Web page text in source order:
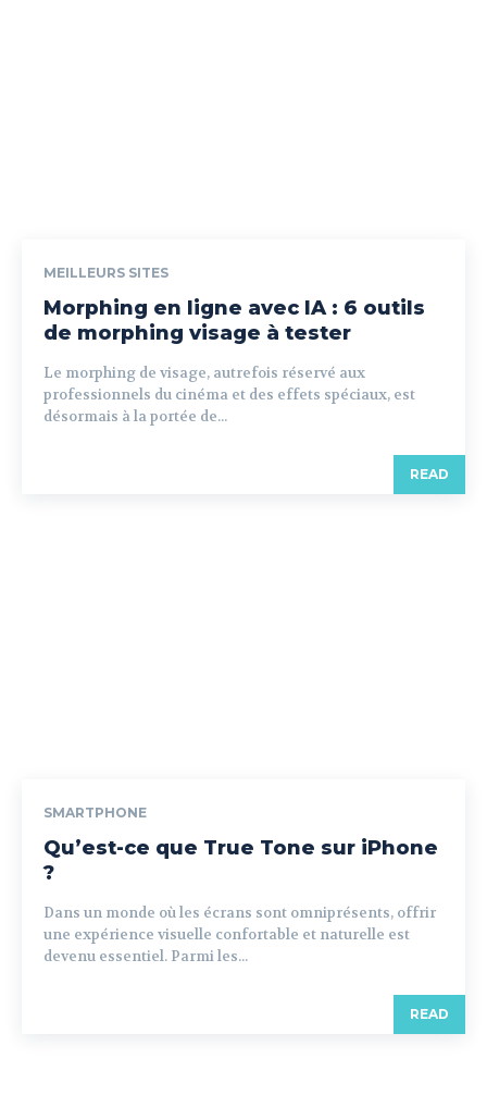
MEILLEURS SITES
Morphing en ligne avec IA : 6 outils
de morphing visage à tester
Le morphing de visage, autrefois réservé aux
professionnels du cinéma et des effets spéciaux, est
désormais à la portée de...
READ
SMARTPHONE
Qu’est-ce que True Tone sur iPhone
?
Dans un monde où les écrans sont omniprésents, offrir
une expérience visuelle confortable et naturelle est
devenu essentiel. Parmi les...
READ